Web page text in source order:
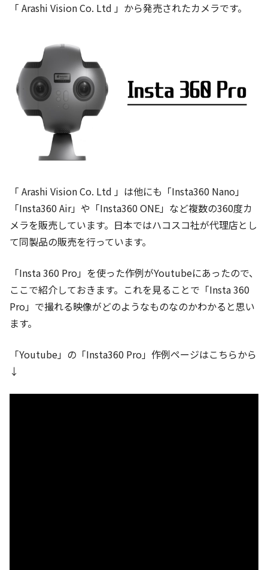
「 Arashi Vision Co. Ltd 」から発売されたカメラです。
「 Arashi Vision Co. Ltd 」は他にも「Insta360 Nano」
「Insta360 Air」や「Insta360 ONE」など複数の360度カ
メラを販売しています。日本ではハコスコ社が代理店とし
て同製品の販売を行っています。
「Insta 360 Pro」を使った作例がYoutubeにあったので、
ここで紹介しておきます。これを見ることで「Insta 360
Pro」で撮れる映像がどのようなものなのかわかると思い
ます。
「Youtube」の「Insta360 Pro」作例ページはこちらから
↓